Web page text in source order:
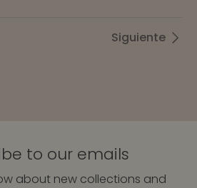
Siguiente
to our emails
about new collections and